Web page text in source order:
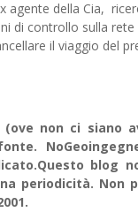
agente della Cia,
di controllo sulla
il viaggio del
non ci siano
blog
periodicità. Non